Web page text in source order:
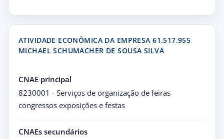
ATIVIDADE ECONÔMICA DA EMPRESA 61.517.955
MICHAEL SCHUMACHER DE SOUSA SILVA
CNAE principal
8230001 - Serviços de organização de feiras
congressos exposições e festas
CNAEs secundários